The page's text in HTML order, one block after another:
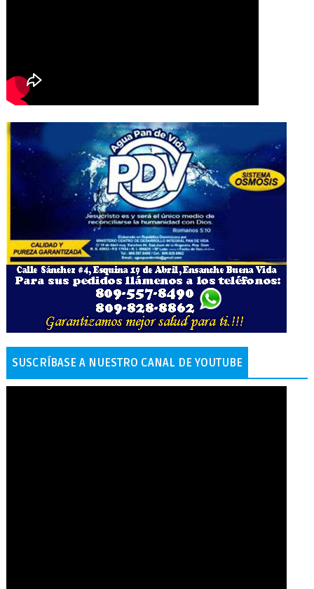
SUSCRÍBASE A NUESTRO CANAL DE YOUTUBE